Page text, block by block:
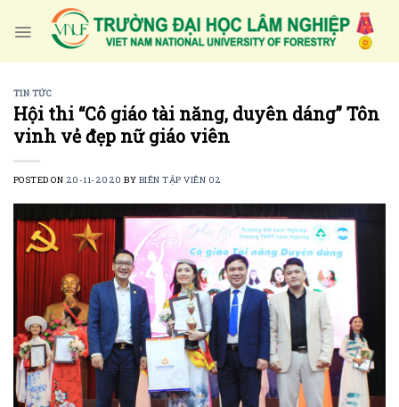
TIN TỨC
Hội thi “Cô giáo tài năng, duyên dáng” Tôn
vinh vẻ đẹp nữ giáo viên
POSTED ON 20-11-2020 BY BIÊN TẬP VIÊN 02